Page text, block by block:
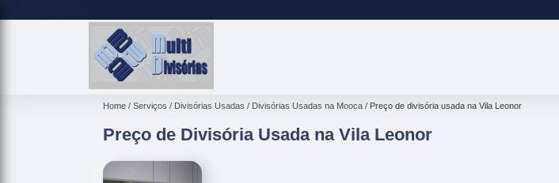
Home Serviços Divisórias Usadas Divisórias Usadas na Mooca Preço de divisória usada na Vila Leonor
Preço de Divisória Usada na Vila Leonor